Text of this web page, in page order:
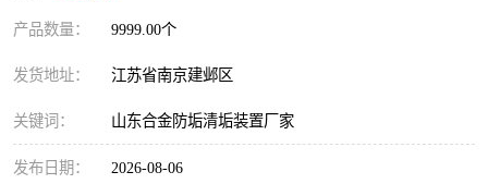
产品数量： 9999.00个
发货地址： 江苏省南京建邺区
关键词： 山东合金防垢清垢装置厂家
发布日期： 2026-08-06